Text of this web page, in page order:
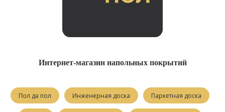
Интернет-магазин напольных покрытий
Пол да пол Инженерная доска Паркетная доска